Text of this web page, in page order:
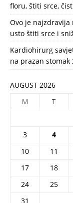
floru, štiti srce,
Ovo je
usto štiti srce i
Kardiohirurg
na prazan
AUGUST 2026
M
T
3
4
10
11
17
18
24
25
31